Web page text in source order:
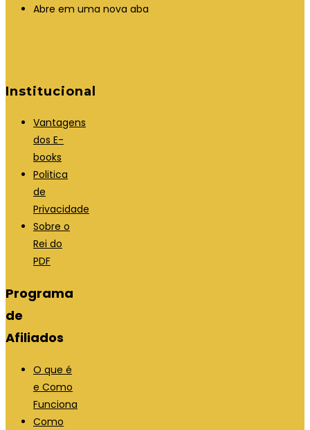
Abre em uma nova aba
Institucional
Vantagens
dos E-
books
Politica
de
Privacidade
Sobre o
Rei do
PDF
Programa
de
Afiliados
O que é
e Como
Funciona
Como